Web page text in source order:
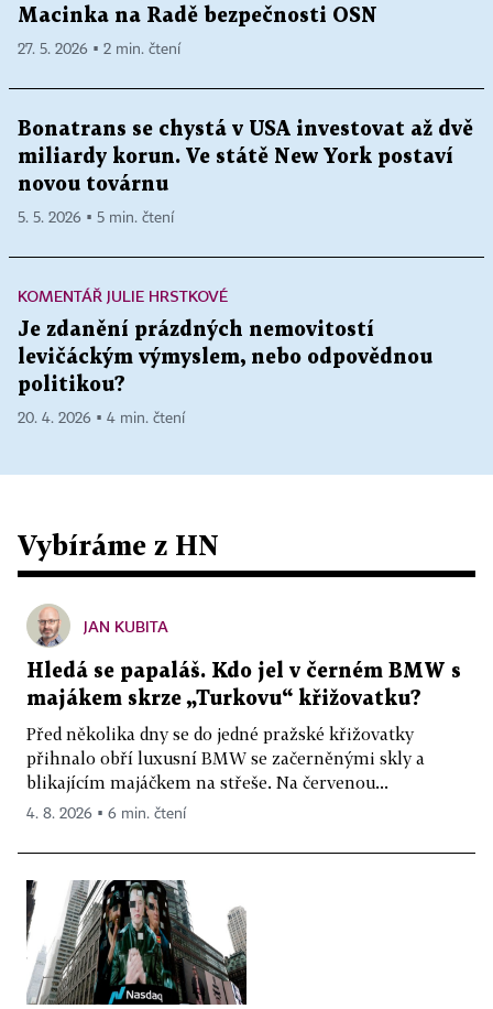
Macinka na Radě bezpečnosti OSN
27. 5. 2026 ▪ 2 min. čtení
Bonatrans se chystá v USA investovat až dvě
miliardy korun. Ve státě New York postaví
novou továrnu
5. 5. 2026 ▪ 5 min. čtení
KOMENTÁŘ JULIE HRSTKOVÉ
Je zdanění prázdných nemovitostí
levičáckým výmyslem, nebo odpovědnou
politikou?
20. 4. 2026 ▪ 4 min. čtení
Vybíráme z HN
JAN KUBITA
Hledá se papaláš. Kdo jel v černém BMW s
majákem skrze „Turkovu“ křižovatku?
Před několika dny se do jedné pražské křižovatky
přihnalo obří luxusní BMW se začerněnými skly a
blikajícím majáčkem na střeše. Na červenou...
4. 8. 2026 ▪ 6 min. čtení